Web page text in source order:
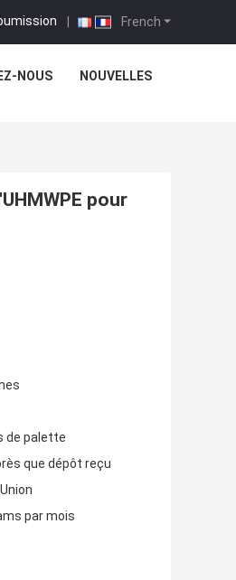
French
|
NOUS NOUVELLES
pour
de palette
que dépôt reçu
par mois